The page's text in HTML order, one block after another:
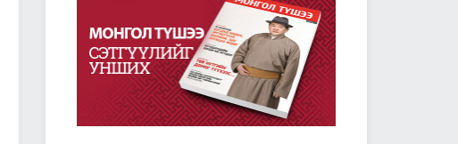
2019/01/21 2372
УИХ-ын чуулганы хуралдааны дэгийн тухай
хуульд нэмэлт оруулах тухай хуулийг баталж,
дөрвөн хуулийн төслийг анхны хэлэлцүүлэгт
2019/01/18 2558